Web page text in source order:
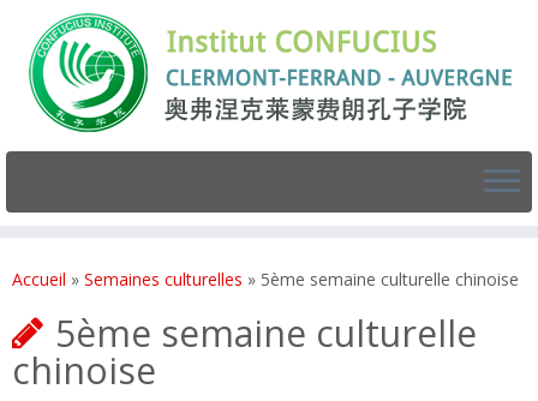
Accueil » Semaines culturelles » 5ème semaine culturelle chinoise
5ème semaine culturelle
chinoise